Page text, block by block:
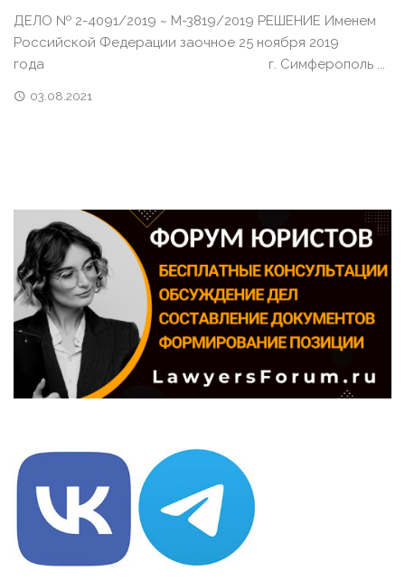
ДЕЛО № 2-4091/2019 ~ М-3819/2019 РЕШЕНИЕ Именем
Российской Федерации заочное 25 ноября 2019
года г. Симферополь ...
03.08.2021